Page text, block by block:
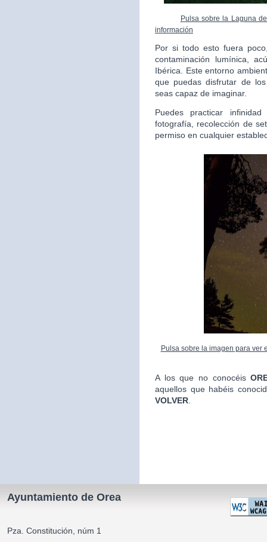
Pulsa sobre la Laguna
información
Por si todo esto fuera
contaminación lumínica,
Ibérica. Este entorno
que puedas disfrutar de
seas capaz de imaginar.
Puedes practicar
fotografía, recolección de
permiso en cualquier
Pulsa sobre la imagen para ver
A los que no conocéis
aquellos que habéis
VOLVER
Ayuntamiento de Orea
Pza. Constitución, núm 1